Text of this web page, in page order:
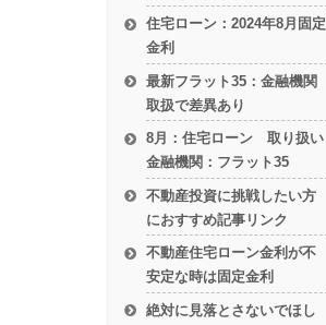
住宅ローン：2024年8月固定
金利
最新フラット35：金融機関
取扱で差異あり
8月：住宅ローン 取り扱い
金融機関：フラット35
不動産投資に挑戦したい方
におすすめ記事リンク
不動産住宅ローン金利が不
安定な時は固定金利
絶対に見落とさないでほし